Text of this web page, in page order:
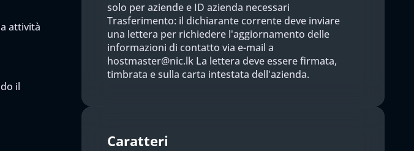
attività
il
solo per aziende e ID azienda necessari
Trasferimento: il dichiarante corrente deve inviare
una lettera per richiedere l'aggiornamento delle
informazioni di contatto via e-mail a
hostmaster@nic.lkLa lettera deve essere firmata,
timbrata e sulla carta intestata dell'azienda.
Caratteri